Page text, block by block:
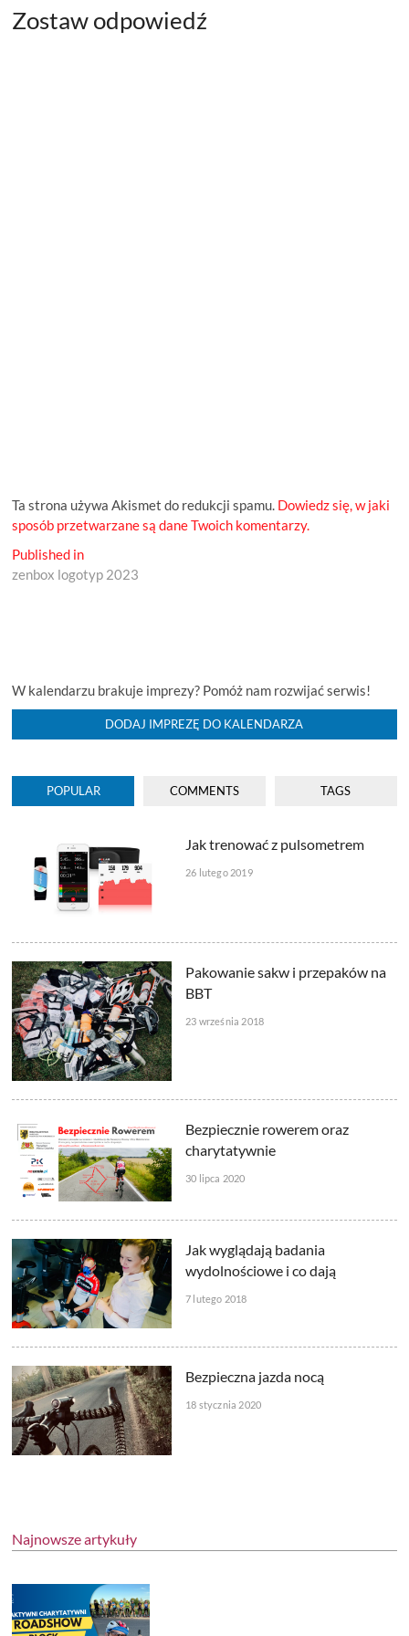
Zostaw odpowiedź
Ta strona używa Akismet do redukcji spamu. Dowiedz się, w jaki
sposób przetwarzane są dane Twoich komentarzy.
Nawigacja
wpisu
Published in
zenbox logotyp 2023
W kalendarzu brakuje imprezy? Pomóż nam rozwijać serwis!
DODAJ IMPREZĘ DO KALENDARZA
POPULAR COMMENTS TAGS
Jak trenować z pulsometrem
26 lutego 2019
Pakowanie sakw i przepaków na
BBT
23 września 2018
Bezpiecznie rowerem oraz
charytatywnie
30 lipca 2020
Jak wyglądają badania
wydolnościowe i co dają
7 lutego 2018
Bezpieczna jazda nocą
18 stycznia 2020
Najnowsze artykuły